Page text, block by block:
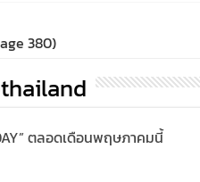
380)
ตลอดเดือนพฤษภาคมนี้